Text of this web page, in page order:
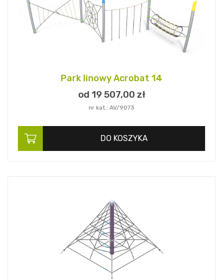
Park linowy Acrobat 14
od 19 507,00 zł
nr kat.: AV/9073
DO KOSZYKA